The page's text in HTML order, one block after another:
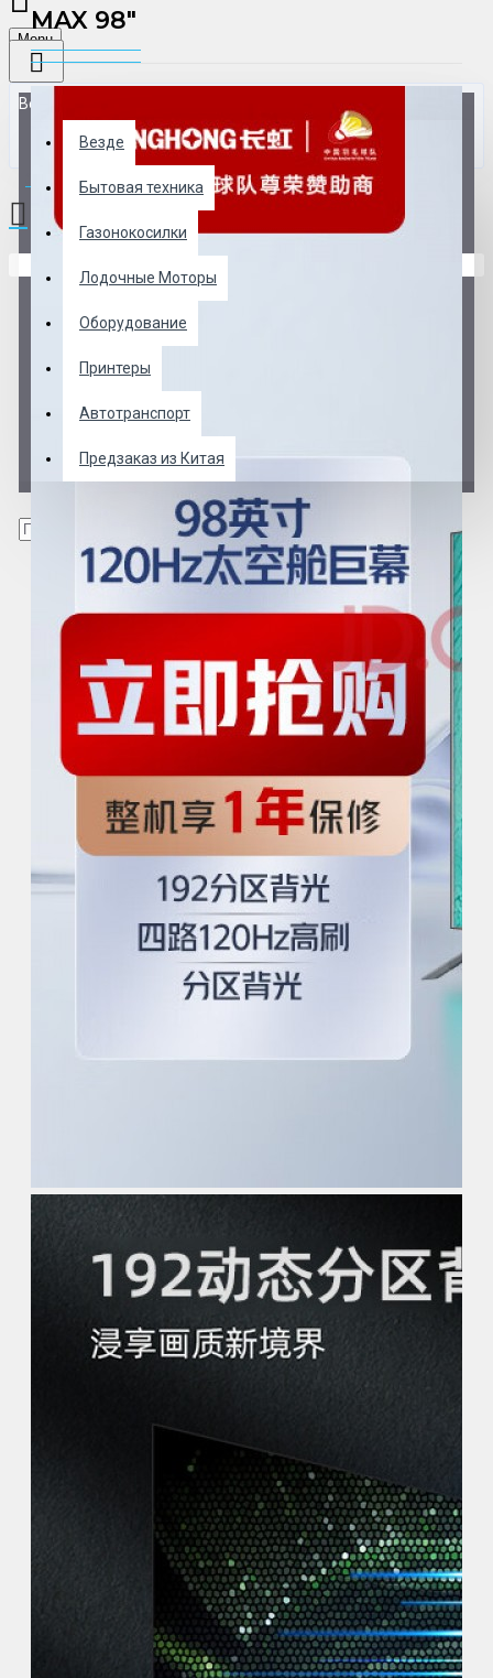
Menu
Везде
Везде
Бытовая техника
Газонокосилки
Лодочные Моторы
Оборудование
Принтеры
Автотранспорт
Предзаказ из Китая
0 товар(ов) - 0 р.
MAX 98"